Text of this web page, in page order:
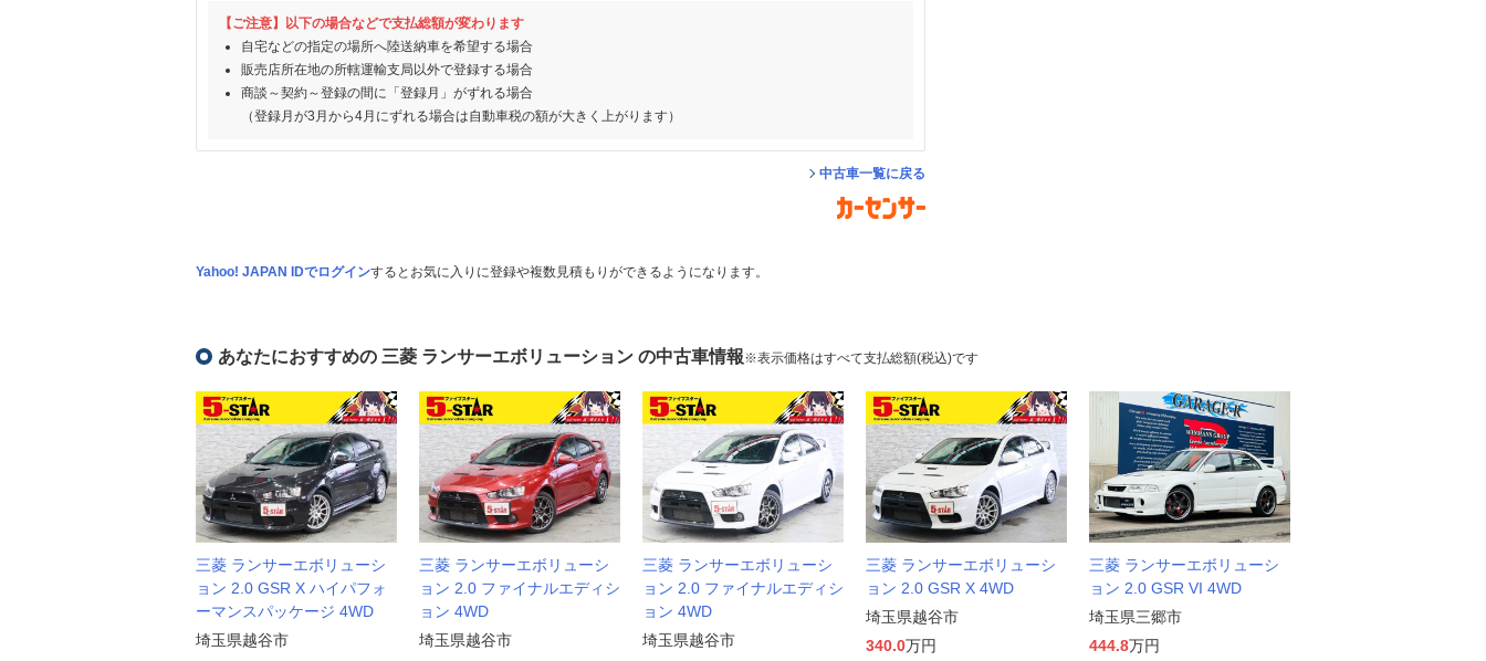
【ご注意】以下の場合などで支払総額が変わります
自宅などの指定の場所へ陸送納車を希望する場合
販売店所在地の所轄運輸支局以外で登録する場合
商談～契約～登録の間に「登録月」がずれる場合
（登録月が3月から4月にずれる場合は自動車税の額が大きく上がります）
中古車一覧に戻る
Yahoo! JAPAN IDでログインするとお気に入りに登録や複数見積もりができるようになります。
あなたにおすすめの 三菱 ランサーエボリューション の中古車情報※表示価格はすべて支払総額(税込)です
三菱 ランサーエボリューシ
ョン 2.0 GSR X ハイパフォ
ーマンスパッケージ 4WD
埼玉県越谷市
三菱 ランサーエボリューシ
ョン 2.0 ファイナルエディシ
ョン 4WD
埼玉県越谷市
三菱 ランサーエボリューシ
ョン 2.0 ファイナルエディシ
ョン 4WD
埼玉県越谷市
三菱 ランサーエボリューシ
ョン 2.0 GSR X 4WD
埼玉県越谷市
340.0万円
三菱 ランサーエボリューシ
ョン 2.0 GSR VI 4WD
埼玉県三郷市
444.8万円